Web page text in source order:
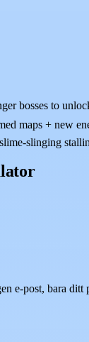
bosses to
maps + new
slinging
e-post, bara ditt